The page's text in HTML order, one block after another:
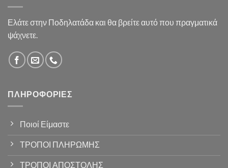
Ελάτε στην Ποδηλατάδα και θα βρείτε αυτό που πραγματικά
ψάχνετε.
ΠΛΗΡΟΦΟΡΊΕΣ
Ποιοί Είμαστε
ΤΡΟΠΟΙ ΠΛΗΡΩΜΗΣ
ΤΡΟΠΟΙ ΑΠΟΣΤΟΛΗΣ